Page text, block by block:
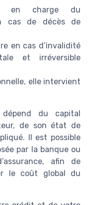
en charge du
cas de décès de
en cas d’invalidité
et irréversible
elle intervient
du capital
de son état de
Il est possible
par la banque ou
afin de
le coût global du